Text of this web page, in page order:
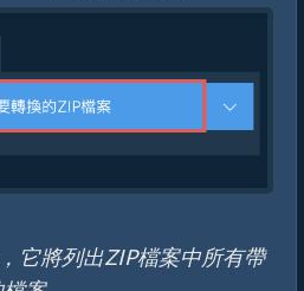
它將列出ZIP檔案中所有帶